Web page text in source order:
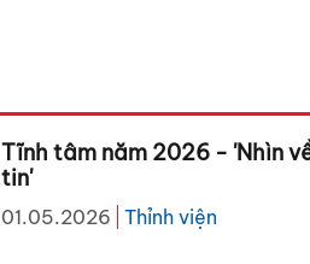
Tĩnh tâm năm 2026 - 'Nhìn
tin'
01.05.2026 Thỉnh viện